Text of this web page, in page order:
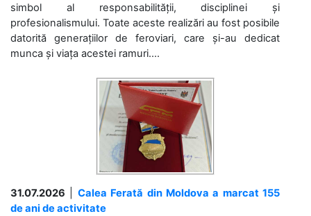
simbol al responsabilității, disciplinei și
profesionalismului. Toate aceste realizări au fost posibile
datorită generațiilor de feroviari, care și-au dedicat
munca și viața acestei ramuri....
31.07.2026
Calea Ferată din Moldova a marcat 155
de ani de activitate